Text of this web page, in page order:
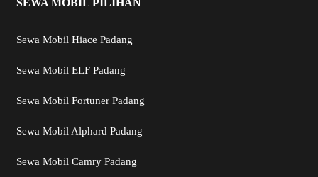
SEWA MOBIL PILIHAN
Sewa Mobil Hiace Padang
Sewa Mobil ELF Padang
Sewa Mobil Fortuner Padang
Sewa Mobil Alphard Padang
Sewa Mobil Camry Padang